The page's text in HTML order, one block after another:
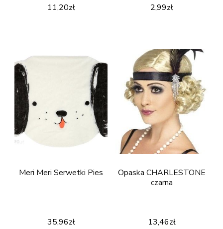
11,20zł 2,99zł
Meri Meri Serwetki Pies
35,96zł
Opaska CHARLESTONE
czarna
13,46zł